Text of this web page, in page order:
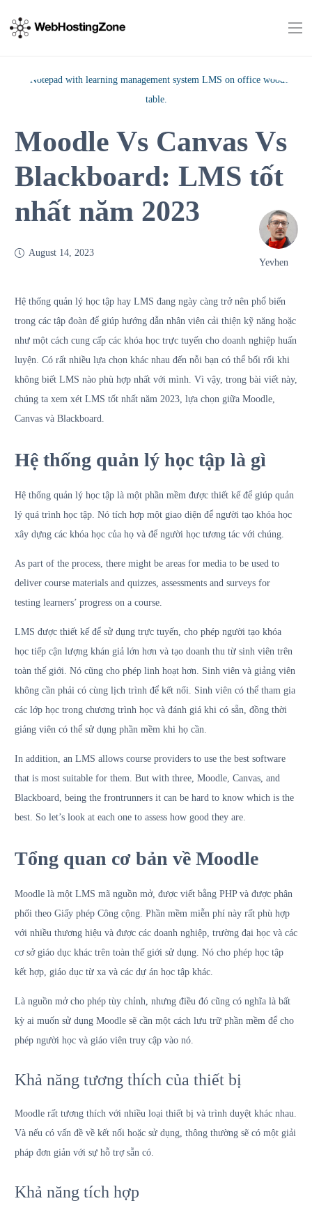
Moodle Vs Canvas Vs
Blackboard: LMS tốt
nhất năm 2023
August 14, 2023
Yevhen
Hệ thống quản lý học tập hay LMS đang ngày càng trở nên phổ biến
trong các tập đoàn để giúp hướng dẫn nhân viên cải thiện kỹ năng hoặc
như một cách cung cấp các khóa học trực tuyến cho doanh nghiệp huấn
luyện. Có rất nhiều lựa chọn khác nhau đến nỗi bạn có thể bối rối khi
không biết LMS nào phù hợp nhất với mình. Vì vậy, trong bài viết này,
chúng ta xem xét LMS tốt nhất năm 2023, lựa chọn giữa Moodle,
Canvas và Blackboard.
Hệ thống quản lý học tập là gì
Hệ thống quản lý học tập là một phần mềm được thiết kế để giúp quản
lý quá trình học tập. Nó tích hợp một giao diện để người tạo khóa học
xây dựng các khóa học của họ và để người học tương tác với chúng.
As part of the process, there might be areas for media to be used to
deliver course materials and quizzes, assessments and surveys for
testing learners’ progress on a course.
LMS được thiết kế để sử dụng trực tuyến, cho phép người tạo khóa
học tiếp cận lượng khán giả lớn hơn và tạo doanh thu từ sinh viên trên
toàn thế giới. Nó cũng cho phép linh hoạt hơn. Sinh viên và giảng viên
không cần phải có cùng lịch trình để kết nối. Sinh viên có thể tham gia
các lớp học trong chương trình học và đánh giá khi có sẵn, đồng thời
giảng viên có thể sử dụng phần mềm khi họ cần.
In addition, an LMS allows course providers to use the best software
that is most suitable for them. But with three, Moodle, Canvas, and
Blackboard, being the frontrunners it can be hard to know which is the
best. So let’s look at each one to assess how good they are.
Tổng quan cơ bản về Moodle
Moodle là một LMS mã nguồn mở, được viết bằng PHP và được phân
phối theo Giấy phép Công cộng. Phần mềm miễn phí này rất phù hợp
với nhiều thương hiệu và được các doanh nghiệp, trường đại học và các
cơ sở giáo dục khác trên toàn thế giới sử dụng. Nó cho phép học tập
kết hợp, giáo dục từ xa và các dự án học tập khác.
Là nguồn mở cho phép tùy chỉnh, nhưng điều đó cũng có nghĩa là bất
kỳ ai muốn sử dụng Moodle sẽ cần một cách lưu trữ phần mềm để cho
phép người học và giáo viên truy cập vào nó.
Khả năng tương thích của thiết bị
Moodle rất tương thích với nhiều loại thiết bị và trình duyệt khác nhau.
Và nếu có vấn đề về kết nối hoặc sử dụng, thông thường sẽ có một giải
pháp đơn giản với sự hỗ trợ sẵn có.
Khả năng tích hợp